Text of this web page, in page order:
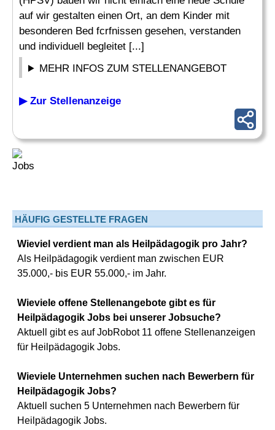
auf wir gestalten einen Ort, an dem Kinder mit
besonderen Bed fcrfnissen gesehen, verstanden
und individuell begleitet [...]
MEHR INFOS ZUM STELLENANGEBOT
▶ Zur Stellenanzeige
HÄUFIG GESTELLTE FRAGEN
Wieviel verdient man als Heilpädagogik pro Jahr?
Als Heilpädagogik verdient man zwischen EUR
35.000,- bis EUR 55.000,- im Jahr.
Wieviele offene Stellenangebote gibt es für
Heilpädagogik Jobs bei unserer Jobsuche?
Aktuell gibt es auf JobRobot 11 offene Stellenanzeigen
für Heilpädagogik Jobs.
Wieviele Unternehmen suchen nach Bewerbern für
Heilpädagogik Jobs?
Aktuell suchen 5 Unternehmen nach Bewerbern für
Heilpädagogik Jobs.